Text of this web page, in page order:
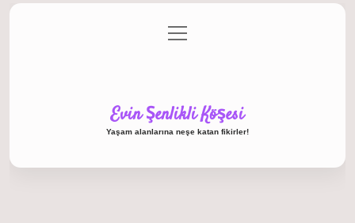
Gizlilik Politikası
menüyü
aç
Evin Şenlikli Köşesi
Yaşam alanlarına neşe katan fikirler!